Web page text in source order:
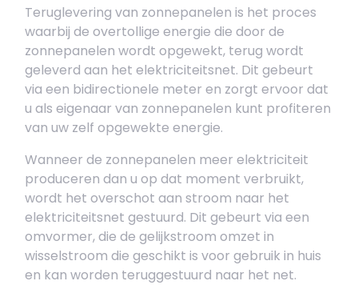
Teruglevering van zonnepanelen is het proces
waarbij de overtollige energie die door de
zonnepanelen wordt opgewekt, terug wordt
geleverd aan het elektriciteitsnet. Dit gebeurt
via een bidirectionele meter en zorgt ervoor dat
u als eigenaar van zonnepanelen kunt profiteren
van uw zelf opgewekte energie.
Wanneer de zonnepanelen meer elektriciteit
produceren dan u op dat moment verbruikt,
wordt het overschot aan stroom naar het
elektriciteitsnet gestuurd. Dit gebeurt via een
omvormer, die de gelijkstroom omzet in
wisselstroom die geschikt is voor gebruik in huis
en kan worden teruggestuurd naar het net.